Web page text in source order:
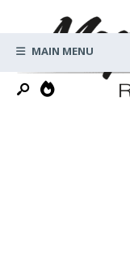
contentMAIN MENU